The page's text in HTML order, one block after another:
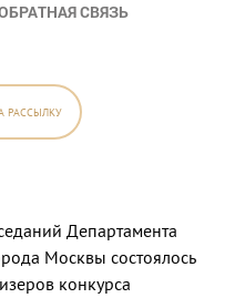
СВЯЗЬ
РАССЫЛКУ
Департамента
Москвы состоялось
конкурса